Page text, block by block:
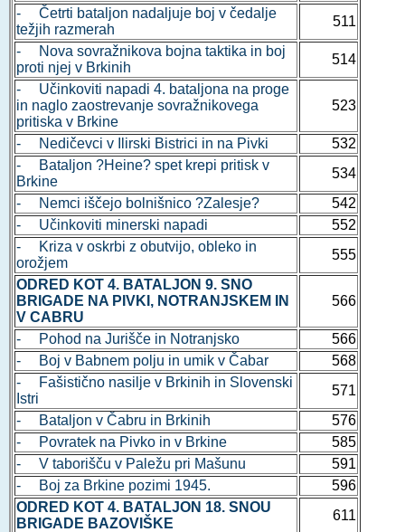
- Četrti bataljon nadaljuje boj v čedalje
težjih razmerah
511
- Nova sovražnikova bojna taktika in boj
proti njej v Brkinih
514
- Učinkoviti napadi 4. bataljona na proge
in naglo zaostrevanje sovražnikovega
pritiska v Brkine
523
- Nedičevci v Ilirski Bistrici in na Pivki
532
- Bataljon ?Heine? spet krepi pritisk v
Brkine
534
- Nemci iščejo bolnišnico ?Zalesje?
542
- Učinkoviti minerski napadi
552
- Kriza v oskrbi z obutvijo, obleko in
orožjem
555
ODRED KOT 4. BATALJON 9. SNO
BRIGADE NA PIVKI, NOTRANJSKEM IN
V CABRU
566
- Pohod na Jurišče in Notranjsko
566
- Boj v Babnem polju in umik v Čabar
568
- Fašistično nasilje v Brkinih in Slovenski
Istri
571
- Bataljon v Čabru in Brkinih
576
- Povratek na Pivko in v Brkine
585
- V taborišču v Paležu pri Mašunu
591
- Boj za Brkine pozimi 1945.
596
ODRED KOT 4. BATALJON 18. SNOU
BRIGADE BAZOVIŠKE
611